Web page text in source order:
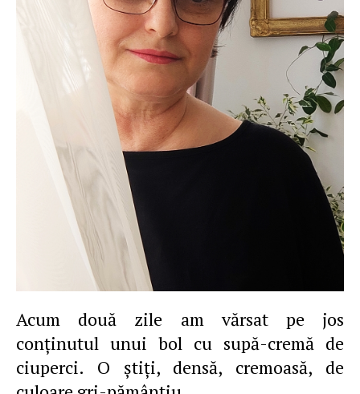
Acum două zile am vărsat pe jos
conţinutul unui bol cu supă-cremă de
ciuperci. O ştiţi, densă, cremoasă, de